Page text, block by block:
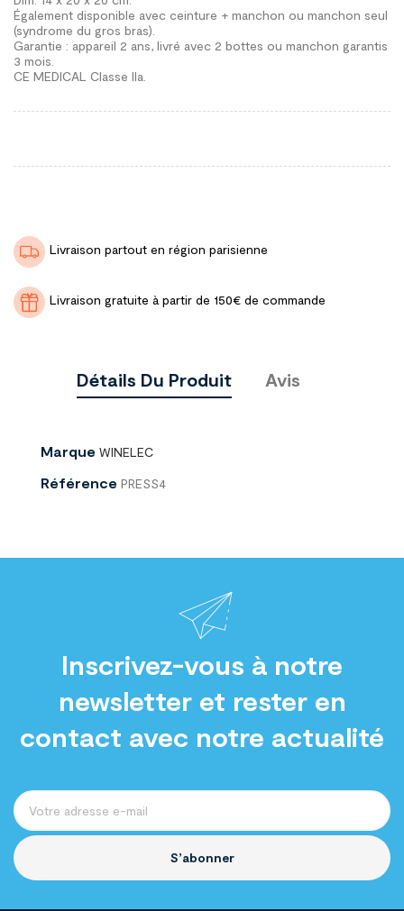
Également disponible avec ceinture + manchon ou manchon seul
(syndrome du gros bras).
Garantie : appareil 2 ans, livré avec 2 bottes ou manchon garantis
3 mois.
CE MEDICAL Classe IIa.
Livraison partout en région parisienne
Livraison gratuite à partir de 150€ de commande
Détails Du Produit Avis
Marque WINELEC
Référence PRESS4
Inscrivez-vous à notre
newsletter et rester en
contact avec notre actualité
S’abonner